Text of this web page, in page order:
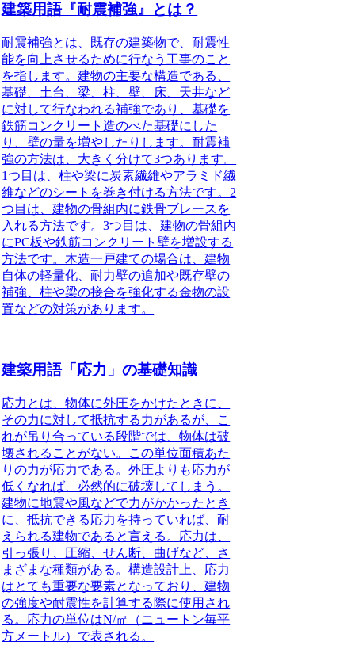
建築用語『耐震補強』とは？
耐震補強とは、
既存の建築物で、耐震性
能を向上させるために行なう工事のこと
を指します。建物の主要な構造である、
基礎、土台、梁、柱、壁、床、天井など
に対して行なわれる補強であり、基礎を
鉄筋コンクリート造のべた基礎にした
り、壁の量を増やしたりします。耐震補
強の方法は、大きく分けて3つあります。
1つ目は、柱や梁に炭素繊維やアラミド繊
維などのシートを巻き付ける方法です。2
つ目は、建物の骨組内に鉄骨ブレースを
入れる方法です。3つ目は、建物の骨組内
にPC板や鉄筋コンクリート壁を増設する
方法です。木造一戸建ての場合は、建物
自体の軽量化、耐力壁の追加や既存壁の
補強、柱や梁の接合を強化する金物の設
置などの対策があります。
建築用語「応力」の基礎知識
応力とは、物体に外圧をかけたときに、
その力に対して抵抗する力があるが、こ
れが吊り合っている段階では、物体は破
壊されることがない。この単位面積あた
りの力が応力である。外圧よりも応力が
低くなれば、必然的に破壊してしまう。
建物に地震や風などで力がかかったとき
に、抵抗できる応力を持っていれば、耐
えられる建物であると言える。 応力は、
引っ張り、圧縮、せん断、曲げなど、さ
まざまな種類がある。構造設計上、応力
はとても重要な要素となっており、建物
の強度や耐震性を計算する際に使用され
る。応力の単位はN/㎡（ニュートン毎平
方メートル）で表される。